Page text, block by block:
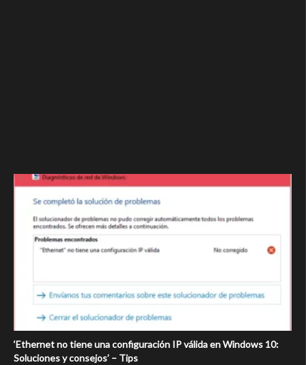
‘Ethernet no tiene una configuración IP válida en Windows 10:
Soluciones y consejos’ – Tips